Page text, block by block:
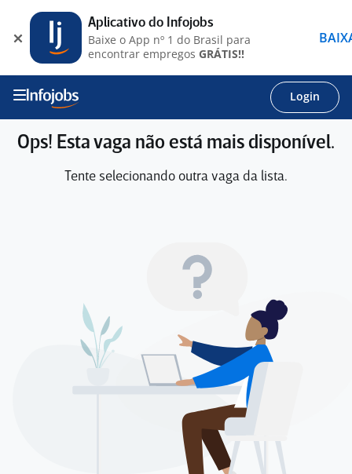
Login
Ops! Esta vaga não está mais disponível.
Tente selecionando outra vaga da lista.
Aplicativo do Infojobs
Baixe o App nº 1 do Brasil para
encontrar empregos GRÁTIS!!